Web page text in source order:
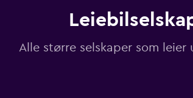
Alle større selskaper som